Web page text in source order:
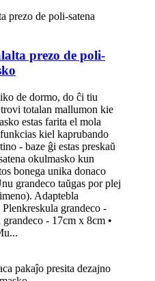
prezo de poli-
de dormo, do ĉi tiu
totalan mallumon kie
estas farita el mola
kiel kaprubando
- baze ĝi estas preskaŭ
okulmasko kun
bonega unika donaco
grandeco taŭgas por plej
Adaptebla
grandeco -
- 17cm x 8cm •